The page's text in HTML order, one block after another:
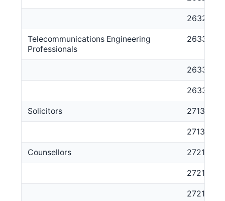
263299
Telecommunications Engineering
Professionals
2633
263311
263312
Solicitors 2713
271311
Counsellors 2721
272111
272112